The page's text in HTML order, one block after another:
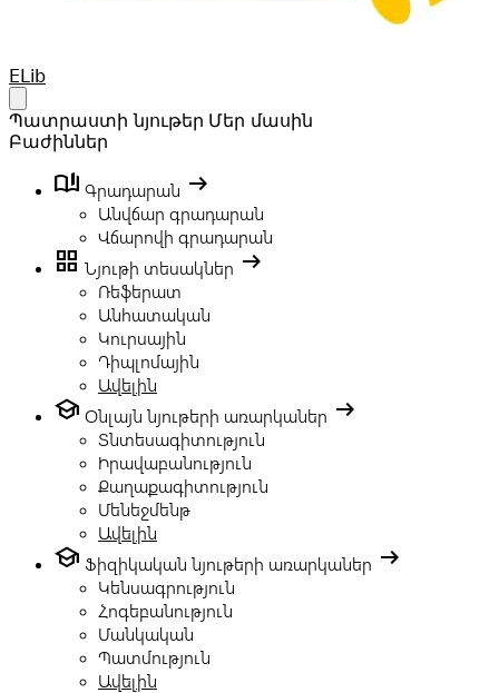
Your Company
ELib
Պատրաստի նյութեր Մեր մասին
Բաժիններ
book_ribbon Գրադարան arrow_right_alt
Անվճար գրադարան
Վճարովի գրադարան
grid_view Նյութի տեսակներ arrow_right_alt
Ռեֆերատ
Անհատական
Կուրսային
Դիպլոմային
Ավելին
school Օնլայն նյութերի առարկաներ arrow_right_alt
Տնտեսագիտություն
Իրավաբանություն
Քաղաքագիտություն
Մենեջմենթ
Ավելին
school Ֆիզիկական նյութերի առարկաներ arrow_right_alt
Կենսագրություն
Հոգեբանություն
Մանկական
Պատմություն
Ավելին